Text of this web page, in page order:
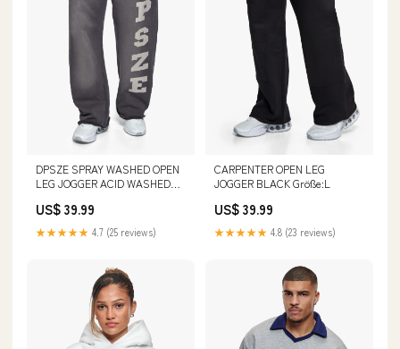
DPSZE SPRAY WASHED OPEN
LEG JOGGER ACID WASHED
US$ 39.99
★★★★★ 4.7 (25 reviews)
CARPENTER OPEN LEG
JOGGER BLACK Größe:L
US$ 39.99
★★★★★ 4.8 (23 reviews)